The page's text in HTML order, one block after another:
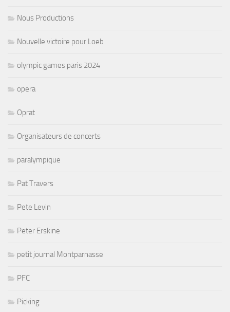
Nous Productions
Nouvelle victoire pour Loeb
olympic games paris 2024
opera
Oprat
Organisateurs de concerts
paralympique
Pat Travers
Pete Levin
Peter Erskine
petit journal Montparnasse
PFC
Picking